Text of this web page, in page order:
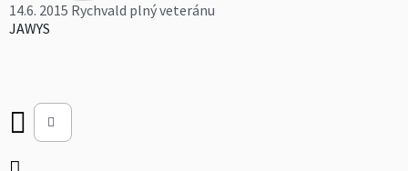
14.6. 2015 Rychvald plný veteránu
JAWYS